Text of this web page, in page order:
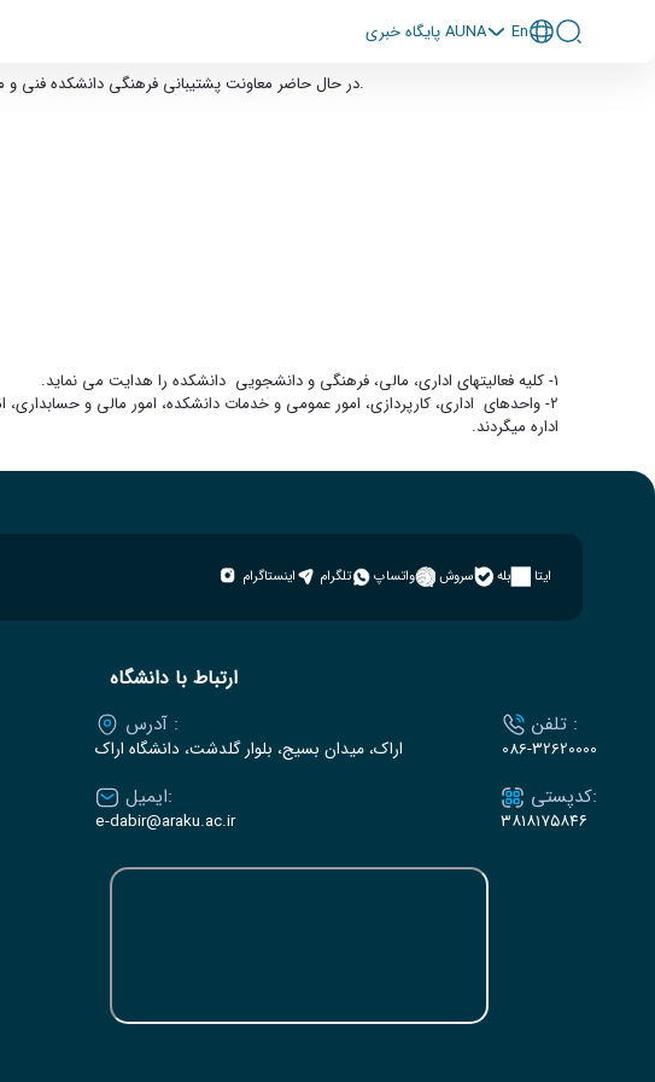
پايگاه خبری AUNA En
در حال حاضر معاونت پشتیبانی فرهنگی دانشکده فنی وکوروش خورشیدی از اعضای محترم هیات علمی گروه مهندسی مکانیک،با مرتبه علمی دانشجیاری می باشد.
۱- کلیه فعالیتهای اداری، مالی، فرهنگی و دانشجویی دانشکده را هدایت می نماید.
۲- واحدهای اداری، کارپردازی، امور عمومی و خدمات دانشکده، امور مالی و
اداره میگردند.
اینستاگرام تلگرام واتساپ سروش بله ایتا
ارتباط با دانشگاه
آدرس :
اراک، میدان بسیج، بلوار گلدشت، دانشگاه اراک
تلفن :
086-32620000
ایمیل:
e-dabir@araku.ac.ir
کدپستی:
۳۸۱۸۱۷۵۸۴۶